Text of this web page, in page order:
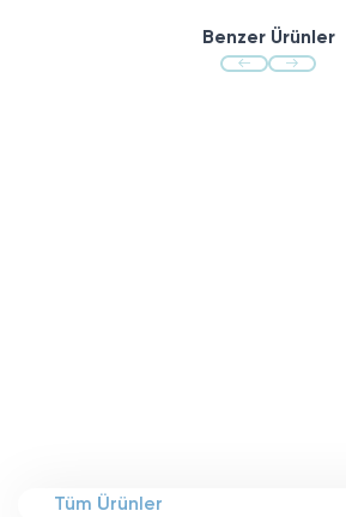
Benzer Ürünler
Tüm Ürünler